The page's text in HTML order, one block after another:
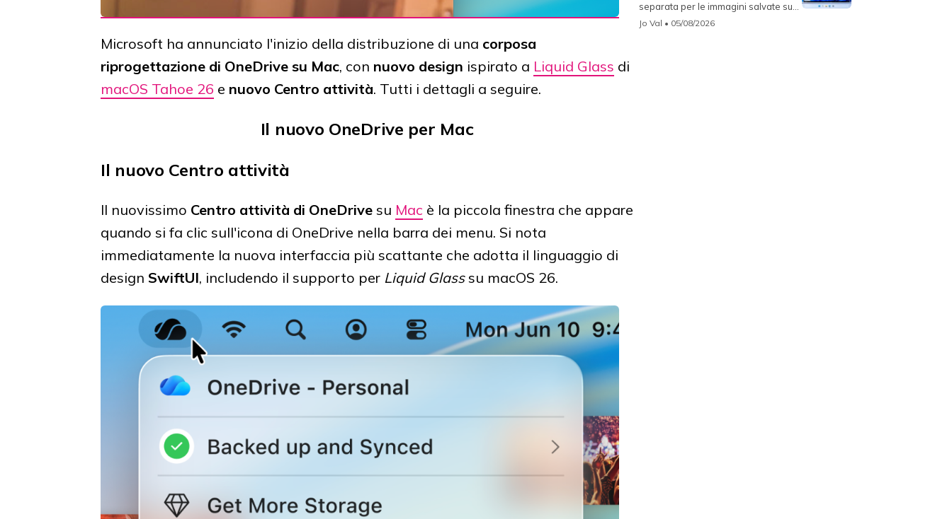
Microsoft ha annunciato l'inizio della distribuzione di una corposa
riprogettazione di OneDrive su Mac, con nuovo design ispirato a Liquid Glass di
macOS Tahoe 26 e nuovo Centro attività. Tutti i dettagli a seguire.
Il nuovo OneDrive per Mac
Il nuovo Centro attività
Il nuovissimo Centro attività di OneDrive su Mac è la piccola finestra che appare
quando si fa clic sull'icona di OneDrive nella barra dei menu. Si nota
immediatamente la nuova interfaccia più scattante che adotta il linguaggio di
design SwiftUI, includendo il supporto per Liquid Glasssu macOS 26.
separata per le immagini salvate su
On...
Jo Val • 05/08/2026